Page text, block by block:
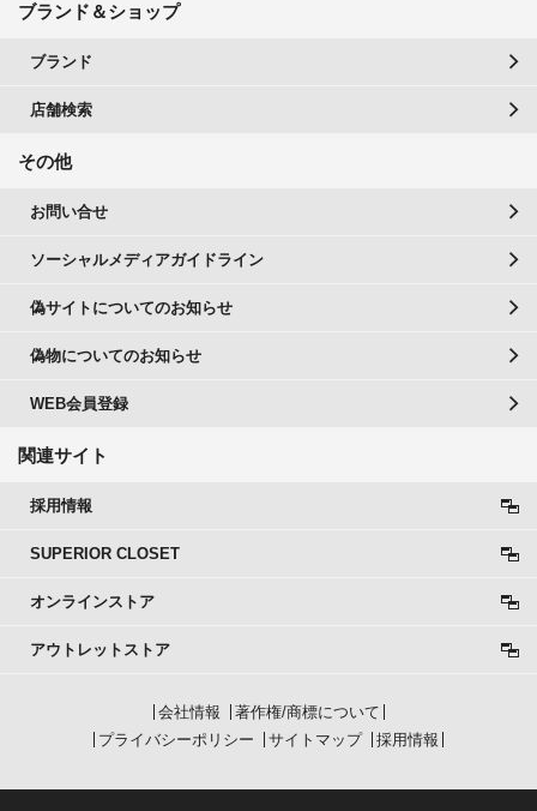
ブランド＆ショップ
ブランド
店舗検索
その他
お問い合せ
ソーシャルメディアガイドライン
偽サイトについてのお知らせ
偽物についてのお知らせ
WEB会員登録
関連サイト
採用情報
SUPERIOR CLOSET
オンラインストア
アウトレットストア
会社情報
著作権/商標について
プライバシーポリシー
サイトマップ 採用情報